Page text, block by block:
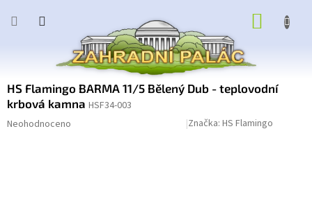
HS Flamingo BARMA 11/5 Bělený Dub - teplovodní
krbová kamna HSF34-003
Průměrné
Neohodnoceno Značka: HS Flamingo